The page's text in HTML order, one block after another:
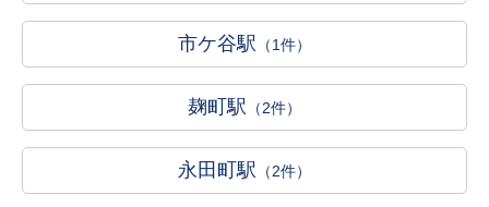
市ケ谷駅 （1件）
麹町駅 （2件）
永田町駅 （2件）